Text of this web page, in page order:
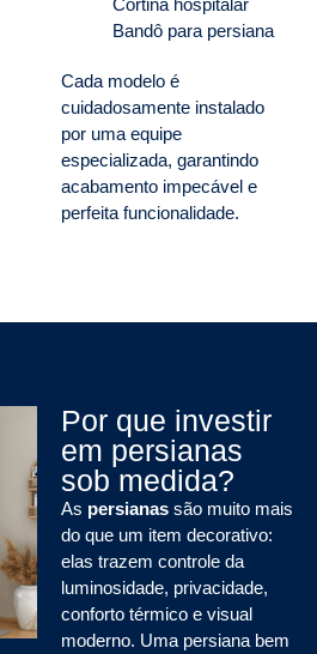
Cortina hospitalar
Bandô para persiana
Cada modelo é
cuidadosamente instalado
por uma equipe
especializada, garantindo
acabamento impecável e
perfeita funcionalidade.
Por que investir
em persianas
sob medida?
As persianas são muito mais
do que um item decorativo:
elas trazem controle da
luminosidade, privacidade,
conforto térmico e visual
moderno. Uma persiana bem